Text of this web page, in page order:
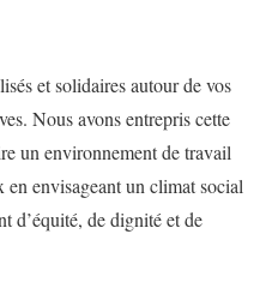
et solidaires autour de vos
Nous avons entrepris cette
un environnement de travail
envisageant un climat social
d’équité, de dignité et de